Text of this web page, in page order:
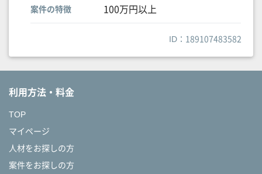
案件の特徴 100万円以上
ID：189107483582
利用方法・料金
TOP
マイページ
人材をお探しの方
案件をお探しの方